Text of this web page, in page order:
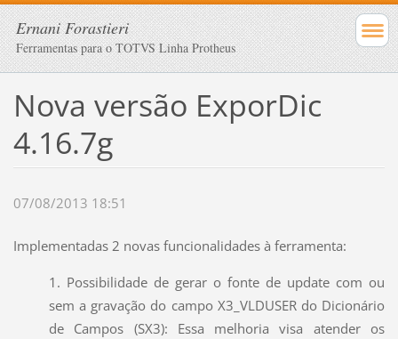
Ernani Forastieri
Ferramentas para o TOTVS Linha Protheus
Nova versão ExporDic
4.16.7g
07/08/2013 18:51
Implementadas 2 novas funcionalidades à ferramenta:
1. Possibilidade de gerar o fonte de update com ou
sem a gravação do campo X3_VLDUSER do Dicionário
de Campos (SX3): Essa melhoria visa atender os